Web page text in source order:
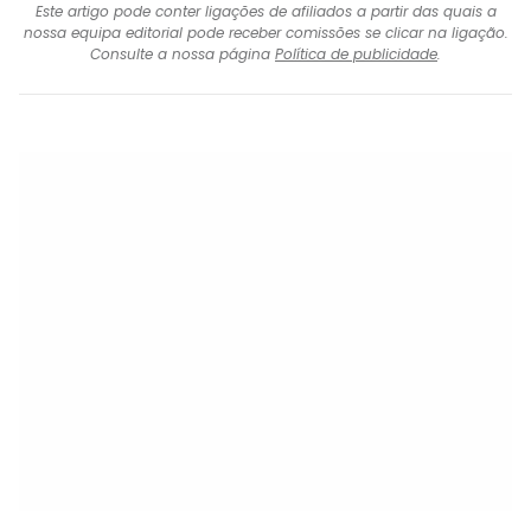
Este artigo pode conter ligações de afiliados a partir das quais a
nossa equipa editorial pode receber comissões se clicar na ligação.
Consulte a nossa página Política de publicidade.